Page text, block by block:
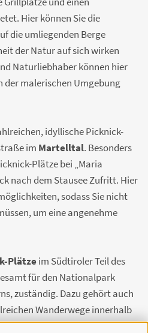
Hier können Sie die
die umliegenden Berge
der Natur auf sich wirken
Naturliebhaber können hier
der malerischen Umgebung
idyllische Picknick-
im Martelltal. Besonders
Plätze bei „Maria
nach dem Stausee Zufritt. Hier
sodass Sie nicht
um eine angenehme
Plätze im Südtiroler Teil des
für den Nationalpark
zuständig. Dazu gehört auch
Wanderwege innerhalb